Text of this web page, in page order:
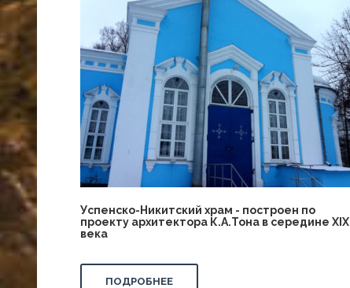
Успенско-Никитский храм - построен по
проекту архитектора К.А.Тона в середине XIX
века
ПОДРОБНЕЕ